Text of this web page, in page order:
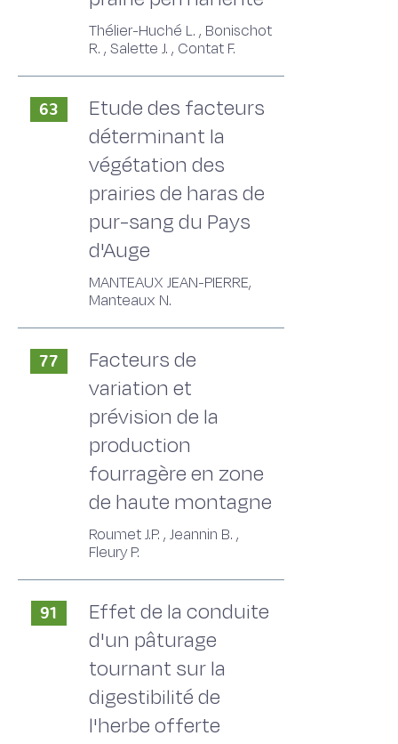
Thélier-Huché L. , Bonischot
R. , Salette J. , Contat F.
63
Etude des facteurs
déterminant la
végétation des
prairies de haras de
pur-sang du Pays
d'Auge
MANTEAUX JEAN-PIERRE,
Manteaux N.
77
Facteurs de
variation et
prévision de la
production
fourragère en zone
de haute montagne
Roumet J.P. , Jeannin B. ,
Fleury P.
91
Effet de la conduite
d'un pâturage
tournant sur la
digestibilité de
l'herbe offerte